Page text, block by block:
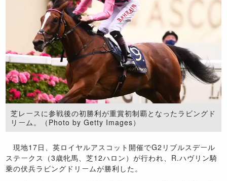
芝レースに参戦後の初勝利が重賞初制覇となったラビングド
リーム。（Photo by Getty Images）
現地17日、英ロイヤルアスコット開催でG2リブルスデール
ステークス（3歳牝馬、芝12ハロン）が行われ、R.ハヴリン騎
乗の伏兵ラビングドリームが勝利した。